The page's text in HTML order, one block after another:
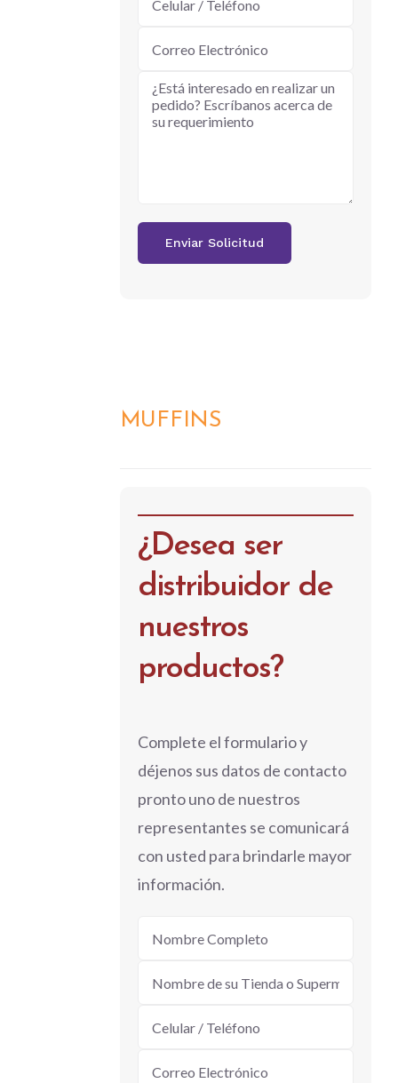
MUFFINS
¿Desea ser
distribuidor de
nuestros
productos?
Complete el formulario y
déjenos sus datos de contacto
pronto uno de nuestros
representantes se comunicará
con usted para brindarle mayor
información.